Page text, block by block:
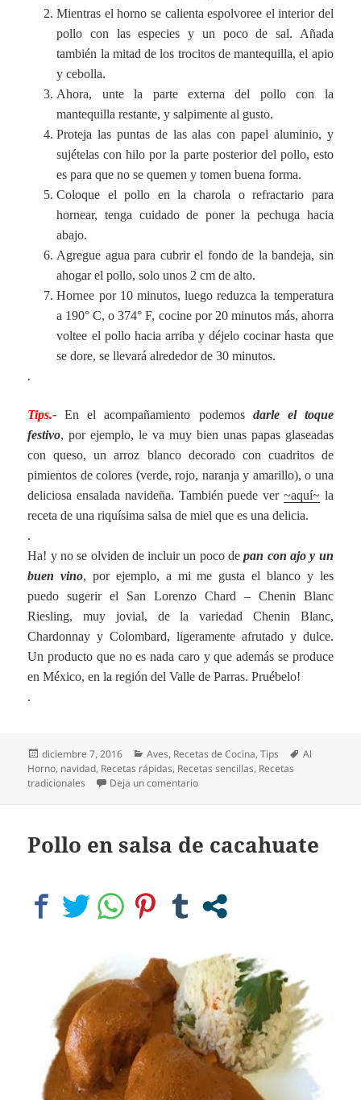
Mientras el horno se calienta espolvoree el interior del
pollo con las especies y un poco de sal. Añada
también la mitad de los trocitos de mantequilla, el apio
y cebolla.
Ahora, unte la parte externa del pollo con la
mantequilla restante, y salpimente al gusto.
Proteja las puntas de las alas con papel aluminio, y
sujételas con hilo por la parte posterior del pollo, esto
es para que no se quemen y tomen buena forma.
Coloque el pollo en la charola o refractario para
hornear, tenga cuidado de poner la pechuga hacia
abajo.
Agregue agua para cubrir el fondo de la bandeja, sin
ahogar el pollo, solo unos 2 cm de alto.
Hornee por 10 minutos, luego reduzca la temperatura
a 190° C, o 374° F, cocine por 20 minutos más, ahorra
voltee el pollo hacia arriba y déjelo cocinar hasta que
se dore, se llevará alrededor de 30 minutos.
.
Tips.- En el acompañamiento podemos darle el toque
festivo, por ejemplo, le va muy bien unas papas glaseadas
con queso, un arroz blanco decorado con cuadritos de
pimientos de colores (verde, rojo, naranja y amarillo), o una
deliciosa ensalada navideña. También puede ver ~aquí~ la
receta de una riquísima salsa de miel que es una delicia.
.
Ha! y no se olviden de incluir un poco depan con ajo y un
buen vino, por ejemplo, a mi me gusta el blanco y les
puedo sugerir el San Lorenzo Chard – Chenin Blanc
Riesling, muy jovial, de la variedad Chenin Blanc,
Chardonnay y Colombard, ligeramente afrutado y dulce.
Un producto que no es nada caro y que además se produce
en México, en la región del Valle de Parras. Pruébelo!
.
Publicado
el
diciembre 7, 2016 Categorías
Aves, Recetas de Cocina,Tips Etiquetas
Al
Horno, navidad, Recetas rápidas, Recetas sencillas, Recetas
tradicionales
Deja un comentarioen Pollo al horno – receta clásica
Pollo en salsa de cacahuate